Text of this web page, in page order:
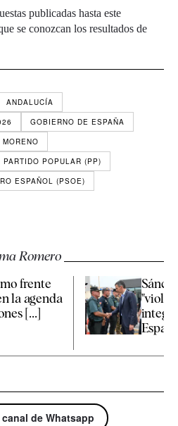
publicadas hasta este
se conozcan los resultados de
ANDALUCÍA
GOBIERNO DE ESPAÑA
PARTIDO POPULAR (PP)
ESPAÑOL (PSOE)
Romero
frente
la agenda
[...]
de Whatsapp